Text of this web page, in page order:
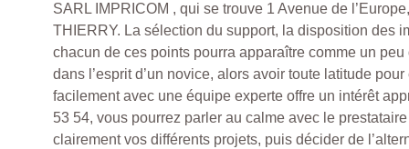
SARL IMPRICOM , qui se trouve 1 Avenue de
THIERRY. La sélection du support, la disposition des
chacun de ces points pourra apparaître comme un
dans l’esprit d’un novice, alors avoir toute latitude
facilement avec une équipe experte offre un intérêt
53 54, vous pourrez parler au calme avec le
clairement vos différents projets, puis décider de